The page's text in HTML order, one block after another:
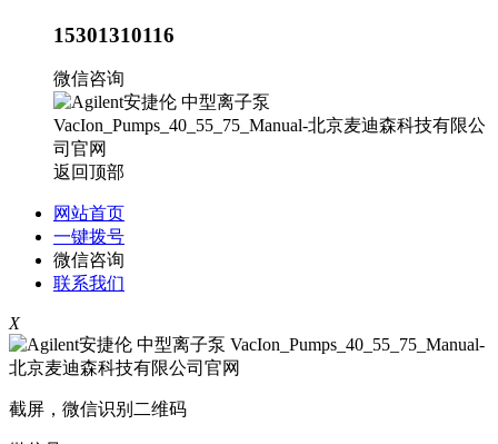
15301310116
微信咨询
返回顶部
网站首页
一键拨号
微信咨询
联系我们
X
截屏，微信识别二维码